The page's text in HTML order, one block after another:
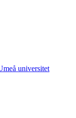
universitet